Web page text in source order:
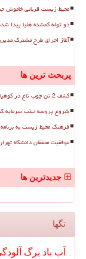
محیط زیست قربانی خاموش
دو توله گمشده هلیا پیدا
آغاز اجرای طرح مشترک
پربحث ترین ها
کشف 2 تن چوب تاغ در کوهپایه اصفهان طی 24 ساعت اخیر 8 نفر دستگیر شدند
شروع پروسه جذب سرمایه گذار
فرهنگ محیط زیست به
موفقیت محققان دانشگاه
جدیدترین ها
تگها
آب باد برگ